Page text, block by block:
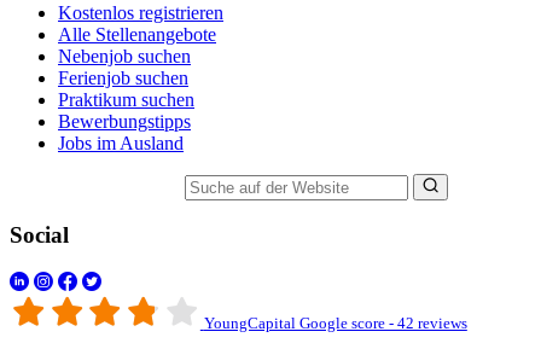
Kostenlos registrieren
Alle Stellenangebote
Nebenjob suchen
Ferienjob suchen
Praktikum suchen
Bewerbungstipps
Jobs im Ausland
Social
YoungCapital Google score - 42 reviews